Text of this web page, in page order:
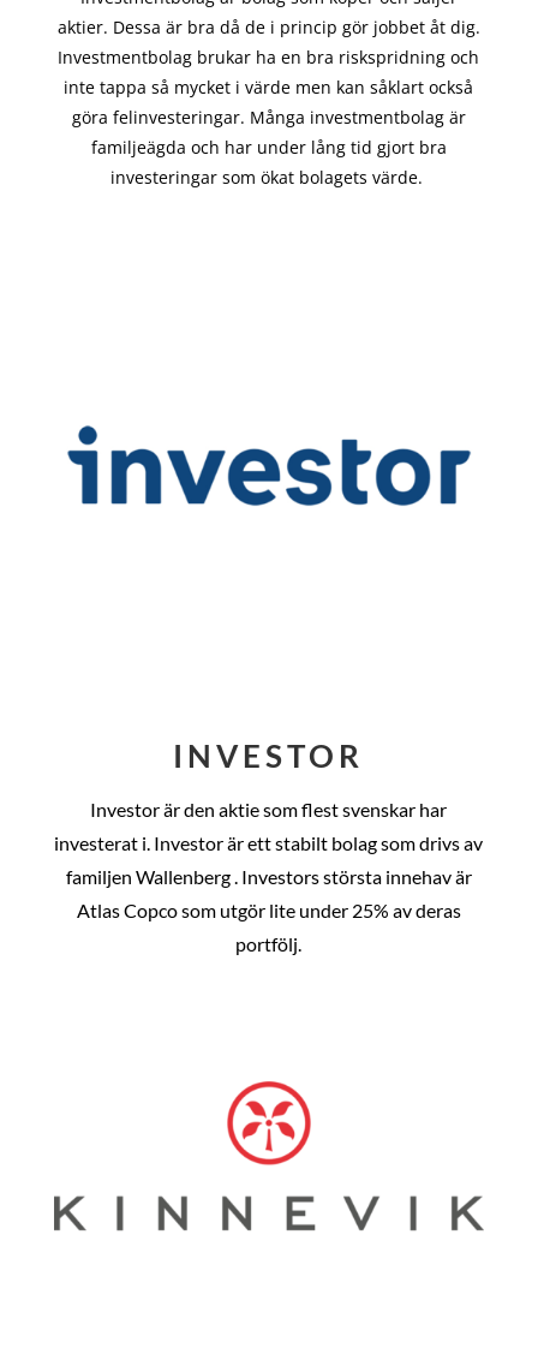
aktier. Dessa är bra då de i princip görjobbet åt dig.
Investmentbolag brukar ha en bra riskspridning och
inte tappa så mycket i värde men kan såklart också
göra felinvesteringar. Många investmentbolag är
familjeägda och har under lång tid gjort bra
investeringar som ökat bolagets värde.
INVESTOR
Investor är den aktie som flest svenskar har
investerat i. Investor är ett stabilt bolag som drivs av
familjen Wallenberg . Investors största innehav är
Atlas Copco som utgör lite under 25% av deras
portfölj.